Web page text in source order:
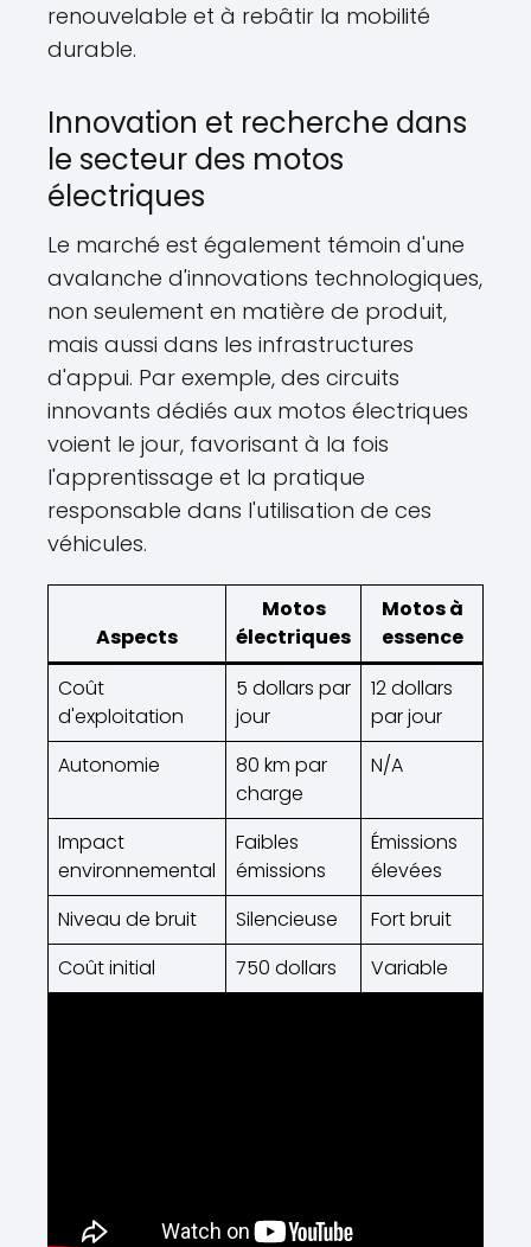
renouvelable et à rebâtir la mobilité
durable.
Innovation et recherche dans
le secteur des motos
électriques
Le marché est également témoin d'une
avalanche d'innovations technologiques,
non seulement en matière de produit,
mais aussi dans les infrastructures
d'appui. Par exemple, des circuits
innovants dédiés aux motos électriques
voient le jour, favorisant à la fois
l'apprentissage et la pratique
responsable dans l'utilisation de ces
véhicules.
Aspects
Motos
électriques
Motos à
essence
Coût
d'exploitation
5 dollars par
jour
12 dollars
par jour
Autonomie
80 km par
charge
N/A
Impact
environnemental
Faibles
émissions
Émissions
élevées
Niveau de bruit
Silencieuse
Fort bruit
Coût initial
750 dollars Variable